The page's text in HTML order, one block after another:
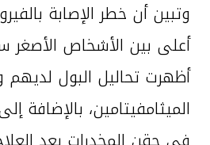
وتبين أن خطر الإصابة
أعلى بين الأشخاص الأصغر
أظهرت تحاليل البول لديهم
الميثامفيتامين، بالإضافة